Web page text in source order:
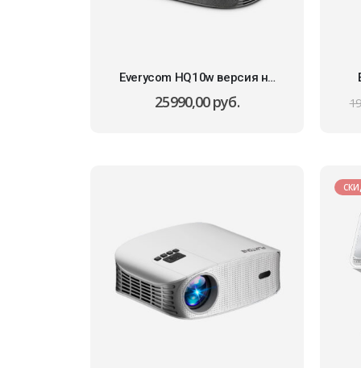
Everycom HQ10w версия на
Android
25990,00руб.